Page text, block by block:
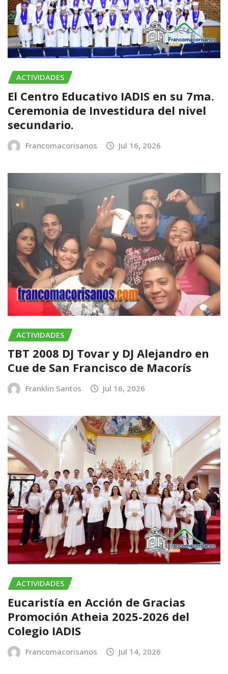
ACTIVIDADES
El Centro Educativo IADIS en su 7ma.
Ceremonia de Investidura del nivel
secundario.
Francomacorisanos Jul 16, 2026
ACTIVIDADES
TBT 2008 DJ Tovar y DJ Alejandro en
Cue de San Francisco de Macorís
Franklin Santos Jul 16, 2026
ACTIVIDADES
Eucaristía en Acción de Gracias
Promoción Atheia 2025-2026 del
Colegio IADIS
Francomacorisanos Jul 14, 2026